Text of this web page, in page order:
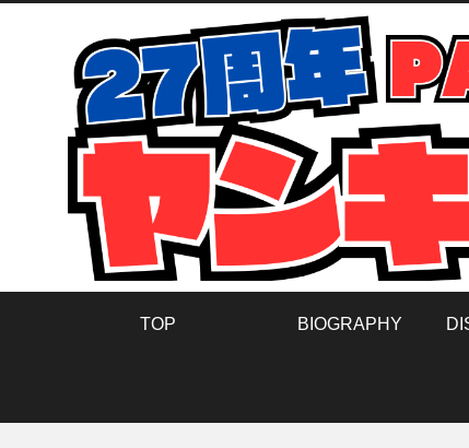
TOP BIOGRAPHY